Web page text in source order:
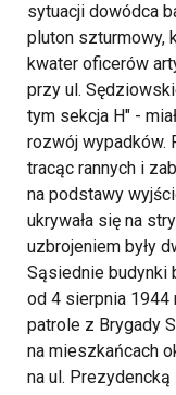
sytuacji dowódca
pluton szturmowy,
kwater oficerów
przy ul.
tym sekcja H" -
rozwój wypadków.
tracąc rannych i
na podstawy
ukrywała się na
uzbrojeniem były
Sąsiednie budynki
od 4 sierpnia 1944
patrole z Brygady
na mieszkańcach
na ul. Prezydencką